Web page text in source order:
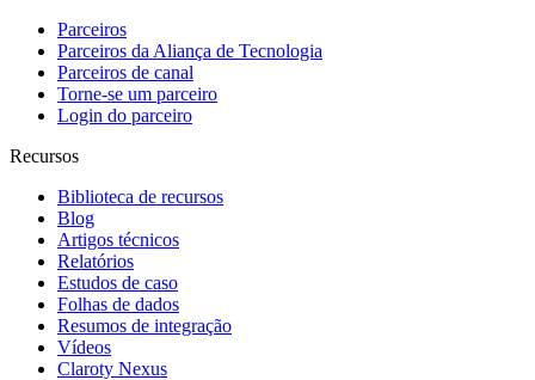
Parceiros
Parceiros da Aliança de Tecnologia
Parceiros de canal
Torne-se um parceiro
Login do parceiro
Recursos
Biblioteca de recursos
Blog
Artigos técnicos
Relatórios
Estudos de caso
Folhas de dados
Resumos de integração
Vídeos
Claroty Nexus